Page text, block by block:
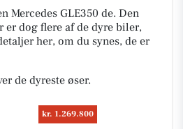
Mercedes GLE350 de. Den
er dog flere af de dyre biler,
her, om du synes, de er
de dyreste øser.
kr. 1.269.800